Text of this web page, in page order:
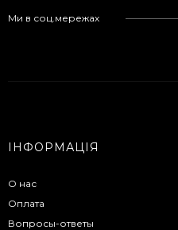
Ми в соц.мережах
ІНФОРМАЦІЯ
О нас
Оплата
Вопросы-ответы